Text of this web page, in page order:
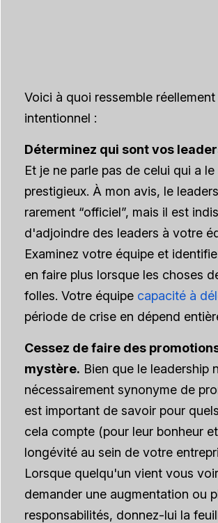
Voici à quoi ressemble
intentionnel :
Déterminez qui sont vos
Et je ne parle pas de celui qui a
prestigieux. À mon avis, le
rarement “officiel”, mais il est
d'adjoindre des leaders à votre
Examinez votre équipe et
en faire plus lorsque les choses
folles. Votre équipe capacité à
période de crise en dépend
Cessez de faire des
mystère. Bien que le leadership
nécessairement synonyme de
est important de savoir pour
cela compte (pour leur bonheur
longévité au sein de votre
Lorsque quelqu'un vient vous
demander une augmentation ou
responsabilités, donnez-lui la